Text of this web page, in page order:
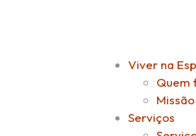
Viver na
Quem
Serviços